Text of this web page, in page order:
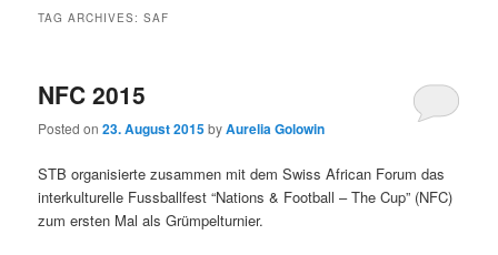
TAG ARCHIVES:SAF
NFC 2015
Posted on23. August 2015byAurelia Golowin
STB organisierte zusammen mit dem Swiss African Forum das
interkulturelle Fussballfest “Nations & Football – The Cup” (NFC)
zum ersten Mal als Grümpelturnier.